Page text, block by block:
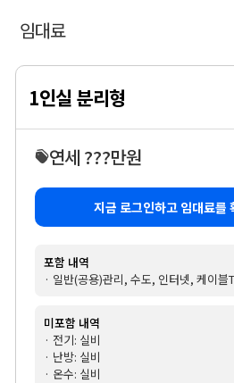
임대료
1인실 분리형
연세 ???만원
지금 로그인하고 임대료를
포함 내역
· 일반(공용)관리, 수도, 인터넷, 케이블
미포함 내역
· 전기: 실비
· 난방: 실비
· 온수: 실비